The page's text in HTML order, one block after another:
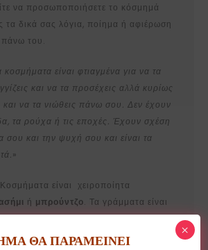
να προσωποποιήσετε το κόσμημά
τα δικά σας λόγια, ποίημα ή αφιέρωση
πάνω του.
είναι φτιαγμένα για να τα
και να τα προσέχεις αλλά κυρίως
και να τα νιώθεις πάνω σου. Δεν έχουν
τα ρούχα ή τις εποχές. Έχουν σχέση
και την ψυχή σου και είναι τα
»
είναι χειροποίητα
ασήμι ή μπρούντζο. Τα γράμματα είναι
με την χρήση πατίνας. Με
το ασήμι και το πολύ σκούρο
ΘΑ ΠΑΡΑΜΕΙΝΕΙ
×